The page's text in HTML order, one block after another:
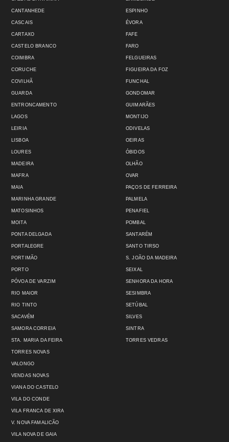
CANTANHEDE
CASCAIS
CARTAXO
CASTELO BRANCO
COIMBRA
CORUCHE
COVILHÃ
GUARDA
ENTRONCAMENTO
ESPINHO
ÉVORA
FAFE
FARO
FELGUEIRAS
FIGUEIRA DA FOZ
FUNCHAL
GONDOMAR
GUIMARÃES
LAGOS
LEIRIA
LISBOA
LOURES
MADEIRA
MAFRA
MAIA
MARINHA GRANDE
MATOSINHOS
MOITA
MONTIJO
ODIVELAS
OEIRAS
ÓBIDOS
OLHÃO
OVAR
PAÇOS DE FERREIRA
PALMELA
PENAFIEL
POMBAL
PONTA DELGADA
PORTALEGRE
PORTIMÃO
PORTO
PÓVOA DE VARZIM
RIO MAIOR
RIO TINTO
SACAVÉM
SAMORA CORREIA
STA. MARIA DA FEIRA
SANTARÉM
SANTO TIRSO
S. JOÃO DA MADEIRA
SEIXAL
SENHORA DA HORA
SESIMBRA
SETÚBAL
SILVES
SINTRA
TORRES VEDRAS
TORRES NOVAS
VALONGO
VENDAS NOVAS
VIANA DO CASTELO
VILA DO CONDE
VILA FRANCA DE XIRA
V. NOVA FAMALICÃO
VILA NOVA DE GAIA